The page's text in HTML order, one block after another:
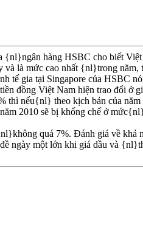
hàng HSBC cho biết Việt
là mức cao nhất {nl}trong năm,
tế gia tại Singapore của HSBC
đồng Việt Nam hiện trao đổi
nếu{nl} theo kịch bản của năm
2010 sẽ bị khống chế ở
quá 7%. Ðánh giá về khả
ngày một lớn khi giá dầu và